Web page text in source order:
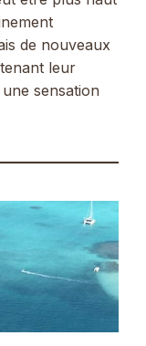
de nouveaux
leur
sensation